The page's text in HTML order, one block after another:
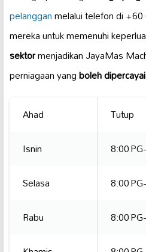
pelangganmelalui telefon di
mereka untuk memenuhi
sektormenjadikan JayaMas
perniagaan yangboleh dipercayai
Ahad
Tutup
Isnin
8:00
Selasa
8:00
Rabu
8:00